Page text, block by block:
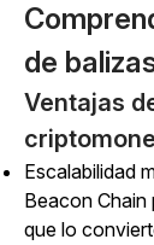
de
Ventajas
Escalabilidad
Beacon Chain
que lo